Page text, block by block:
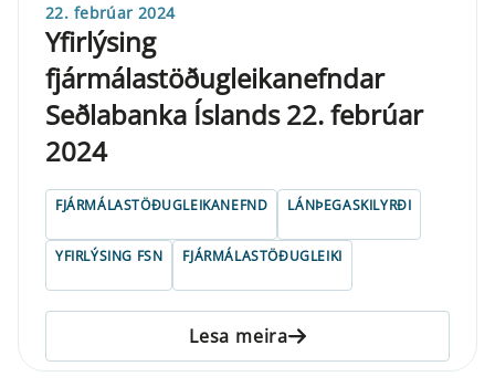
22. febrúar 2024
Yfirlýsing
fjármálastöðugleikanefndar
Seðlabanka Íslands 22. febrúar
2024
FJÁRMÁLASTÖÐUGLEIKANEFND LÁNÞEGASKILYRÐI
YFIRLÝSING FSN FJÁRMÁLASTÖÐUGLEIKI
Lesa meira